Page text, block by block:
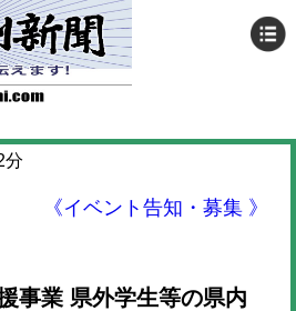
分
《イベント告知・募集 》
事業 県外学生等の県内